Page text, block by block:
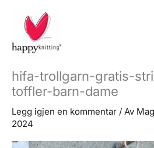
innholdet
hifa-trollgarn-gratis-
toffler-barn-dame
Legg igjen en kommentar / Av
2024